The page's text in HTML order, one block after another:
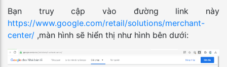
Bạn truy cập vào đường link này
https://www.google.com/retail/solutions/merchant-
center/ ,màn hình sẽ hiển thị như hình bên dưới: